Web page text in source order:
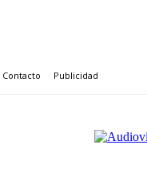
Contacto Publicidad